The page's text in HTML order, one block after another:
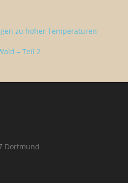
zu hoher Temperaturen
– Teil 2
Dortmund